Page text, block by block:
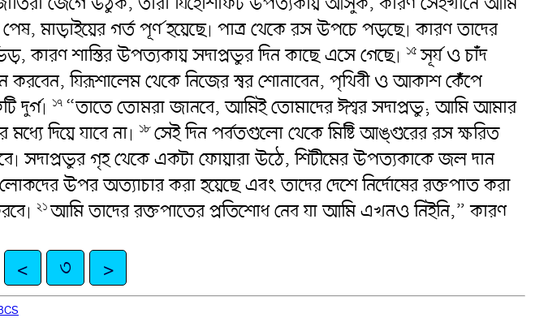
মাড়াইয়ের গর্ত পূর্ণ হয়েছে৷ পাত্র থেকে রস উপচে পড়ছে৷ কারণ তাদের
শাস্তির উপত্যকায় সদাপ্রভুর দিন কাছে এসে গেছে৷ ১৫সূর্য ও চাঁদ
করবেন, যিরূশালেম থেকে নিজের স্বর শোনাবেন, পৃথিবী ও আকাশ কেঁপে
দুর্গ৷ ১৭ “তাতে তোমরা জানবে, আমিই তোমাদের ঈশ্বর সদাপ্রভু; আমি আমার
দিয়ে যাবে না৷ ১৮ সেই দিন পর্বতগুলো থেকে মিষ্টি আঙ্গুরের রস ক্ষরিত
সদাপ্রভুর গৃহ থেকে একটা ফোয়ারা উঠে, শিটীমের উপত্যকাকে জল দান
উপর অত্যাচার করা হয়েছে এবং তাদের দেশে নির্দোষের রক্তপাত করা
২১আমি তাদের রক্তপাতের প্রতিশোধ নেব যা আমি এখনও নিইনি,” কারণ
< ৩ >